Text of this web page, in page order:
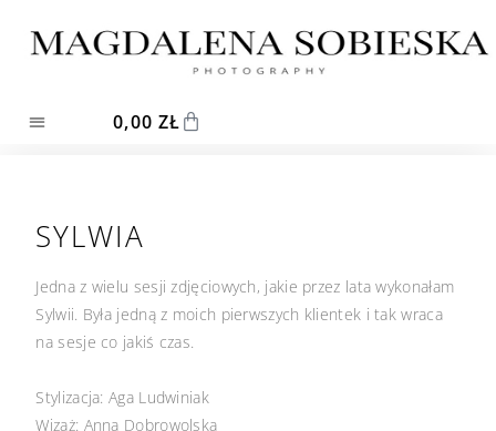
0,00 ZŁ
SYLWIA
Jedna z wielu sesji zdjęciowych, jakie przez lata wykonałam
Sylwii. Była jedną z moich pierwszych klientek i tak wraca
na sesje co jakiś czas.
Stylizacja: Aga Ludwiniak
Wizaż: Anna Dobrowolska